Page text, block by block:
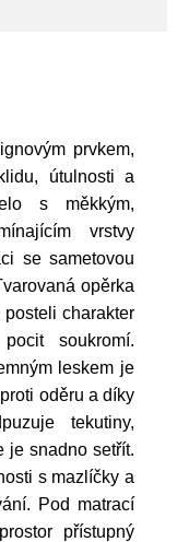
prvkem,
útulnosti a
s měkkým,
vrstvy
se sametovou
opěrka
posteli charakter
soukromí.
leskem je
oděru a díky
tekutiny,
je snadno setřít.
s mazlíčky a
Pod matrací
přístupný